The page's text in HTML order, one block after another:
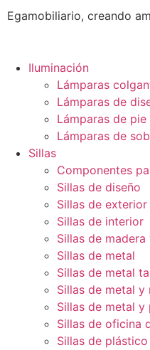
Egamobiliario, creando
Iluminación
Lámparas
Lámparas de
Lámparas de pie
Lámparas de
Sillas
Componentes
Sillas de diseño
Sillas de exterior
Sillas de interior
Sillas de
Sillas de metal
Sillas de metal
Sillas de metal y
Sillas de metal y
Sillas de oficina
Sillas de plástico